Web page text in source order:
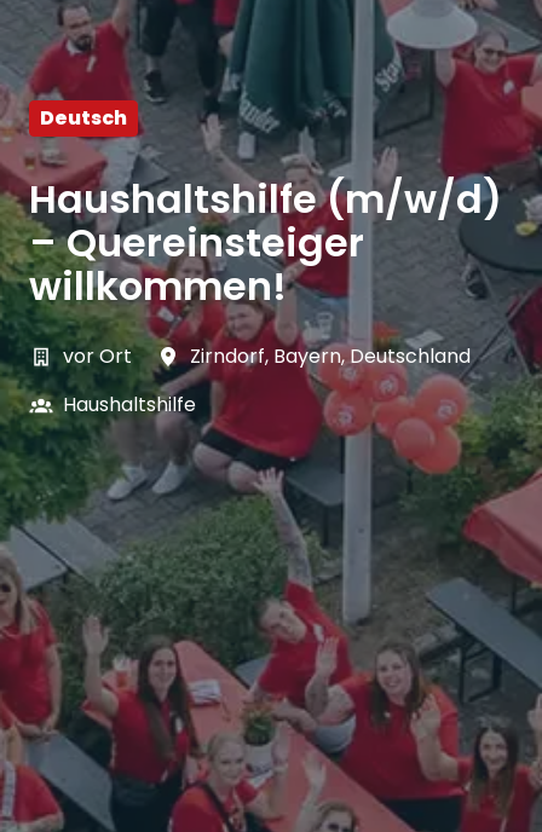
Deutsch
Haushaltshilfe (m/w/d)
– Quereinsteiger
willkommen!
vor Ort Zirndorf, Bayern,Deutschland
Haushaltshilfe